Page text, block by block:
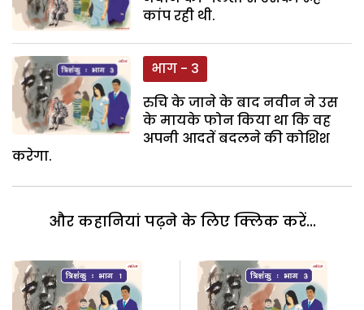
कांप रही थी.
भाग - 3
रुचि के जाने के बाद नवीन ने उस
के मायके फोन किया था कि वह
अपनी आदतें बदलने की कोशिश
करेगा.
और कहानियां पढ़ने के लिए क्लिक करें...